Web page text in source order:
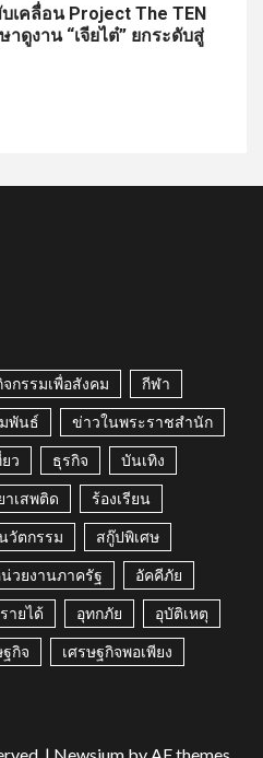
เคลื่อน Project The TEN
ดูงาน “เจียไต๋” ยกระดับสู่
จกรรมเพื่อสังคม กีฬา
พันธ์ ข่าวในพระราชสำนัก
ว ธุรกิจ บันเทิง
าเสพติด ร้องเรียน
วัตกรรม สกู๊ปพิเศษ
วยงานภาครัฐ อัคคีภัย
ายได้ อุทกภัย อุบัติเหตุ
ฐกิจ เศรษฐกิจพอเพียง